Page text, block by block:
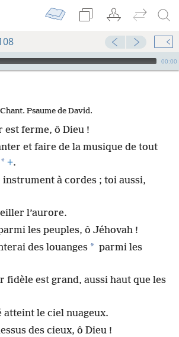
00:00
Chant. Psaume de David.
ferme, ô Dieu !
et faire de la musique de tout
* +.
instrument à cordes ; toi aussi,
l’aurore.
les peuples, ô Jéhovah !
des louanges * parmi les
fidèle est grand, aussi haut que les
atteint le ciel nuageux.
des cieux, ô Dieu !